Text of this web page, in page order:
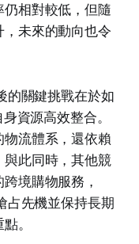
相對較低，但隨
未來的動向也令
的關鍵挑戰在於如
資源高效整合。
流體系，還依賴
此同時，其他競
境購物服務，
占先機並保持長期
。